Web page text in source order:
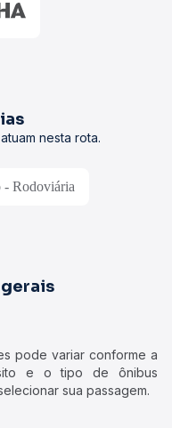
nesta rota.
- Rodoviária
pode variar conforme a
e o tipo de ônibus
sua passagem.